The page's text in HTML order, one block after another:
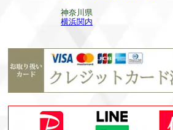
神奈川県
横浜関内